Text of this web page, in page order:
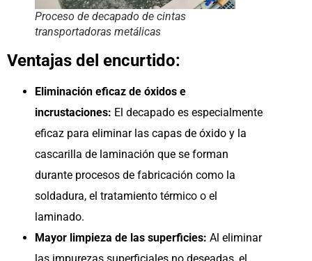
Proceso de decapado de cintas
transportadoras metálicas
Ventajas del encurtido:
Eliminación eficaz de óxidos e
incrustaciones: El decapado es especialmente
eficaz para eliminar las capas de óxido y la
cascarilla de laminación que se forman
durante procesos de fabricación como la
soldadura, el tratamiento térmico o el
laminado.
Mayor limpieza de las superficies: Al eliminar